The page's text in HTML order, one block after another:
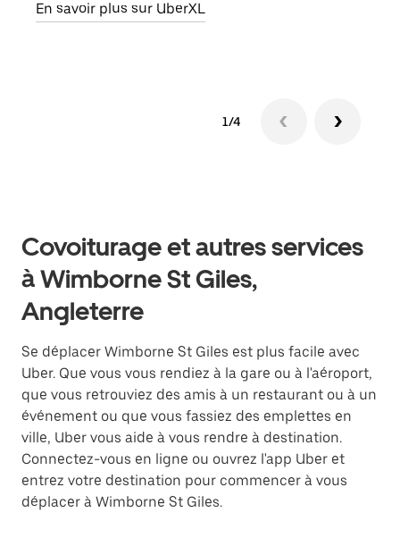
En savoir plus sur UberXL
1/4
Covoiturage et autres services
à Wimborne St Giles,
Angleterre
Se déplacer Wimborne St Giles est plus facile avec
Uber. Que vous vous rendiez à la gare ou à l'aéroport,
que vous retrouviez des amis à un restaurant ou à un
événement ou que vous fassiez des emplettes en
ville, Uber vous aide à vous rendre à destination.
Connectez-vous en ligne ou ouvrez l'app Uber et
entrez votre destination pour commencer à vous
déplacer à Wimborne St Giles.